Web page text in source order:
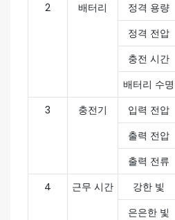
2
배터리 정격 용량
정격 전압
충전 시간
배터리 수명
3
충전기 입력 전압
출력 전압
출력 전류
4
근무 시간 강한 빛
은은한 빛